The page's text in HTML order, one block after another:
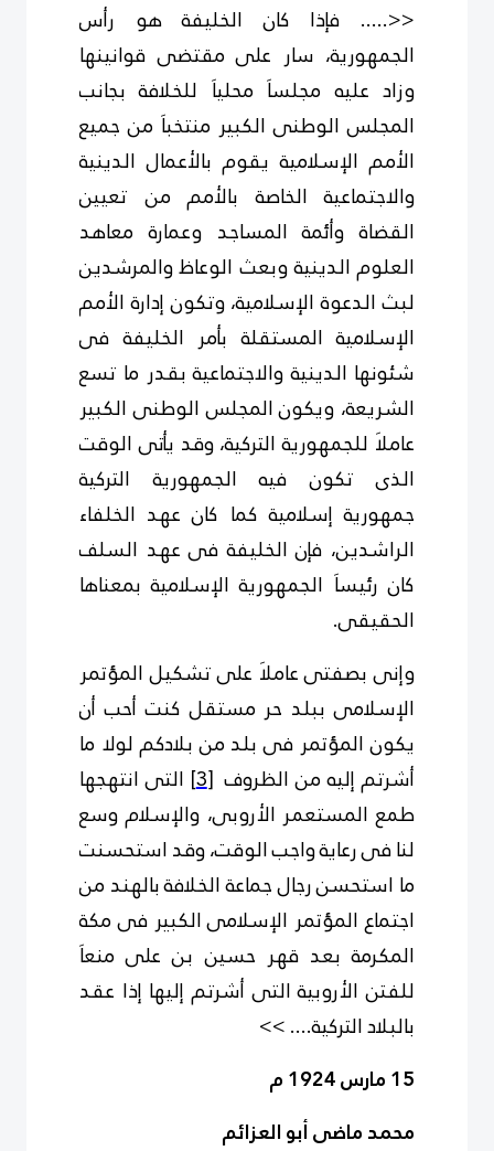
<<..... فإذا كان الخليفة هو رأس
الجمهورية، سار على مقتضى قوانينها
وزاد عليه مجلساَ محلياَ للخلافة بجانب
المجلس الوطنى الكبير منتخباَ من جميع
الأمم الإسلامية يقوم بالأعمال الدينية
والاجتماعية الخاصة بالأمم من تعيين
القضاة وأئمة المساجد وعمارة معاهد
العلوم الدينية وبعث الوعاظ والمرشدين
لبث الدعوة الإسلامية، وتكون إدارة الأمم
الإسلامية المستقلة بأمر الخليفة فى
شئونها الدينية والاجتماعية بقدر ما تسع
الشريعة، ويكون المجلس الوطنى الكبير
عاملاَ للجمهورية التركية، وقد يأتى الوقت
الذى تكون فيه الجمهورية التركية
جمهورية إسلامية كما كان عهد الخلفاء
الراشدين، فإن الخليفة فى عهد السلف
كان رئيساَ الجمهورية الإسلامية بمعناها
الحقيقى.
وإنى بصفتى عاملاَ على تشكيل المؤتمر
الإسلامى ببلد حر مستقل كنت أحب أن
يكون المؤتمر فى بلد من بلادكم لولا ما
أشرتم إليه من الظروف[3]
التى انتهجها
طمع المستعمر الأروبى، والإسلام وسع
لنا فى رعاية واجب الوقت، وقد استحسنت
ما استحسن رجال جماعة الخلافة بالهند من
اجتماع المؤتمر الإسلامى الكبير فى مكة
المكرمة بعد قهر حسين بن على منعاَ
للفتن الأروبية التى أشرتم إليها إذا عقد
بالبلاد التركية.... >>
15 مارس 1924 م
محمد ماضى أبو العزائم